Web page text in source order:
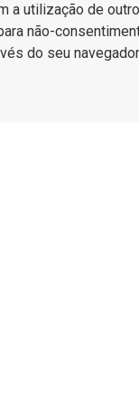
a utilização de
não-
do seu